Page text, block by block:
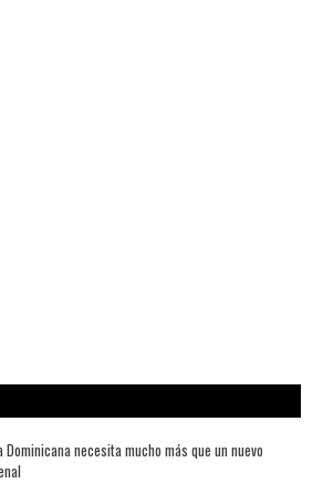
Dominicana necesita mucho más que un nuevo